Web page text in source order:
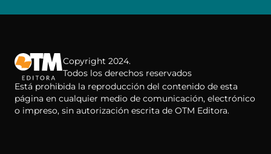
Copyright 2024.
Todos los derechos reservados
Está prohibida la reproducción del contenido de esta
página en cualquier medio de comunicación, electrónico
o impreso, sin autorización escrita de OTM Editora.